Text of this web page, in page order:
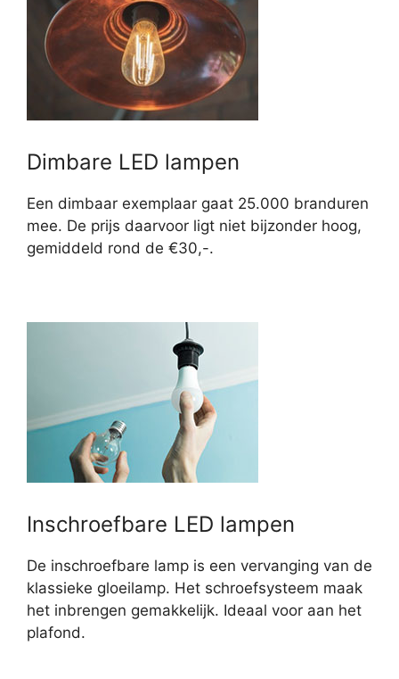
Dimbare LED lampen
Een dimbaar exemplaar gaat 25.000 branduren
mee. De prijs daarvoor ligt niet bijzonder hoog,
gemiddeld rond de €30,-.
Inschroefbare LED lampen
De inschroefbare lamp is een vervanging van de
klassieke gloeilamp. Het schroefsysteem maak
het inbrengen gemakkelijk. Ideaal voor aan het
plafond.